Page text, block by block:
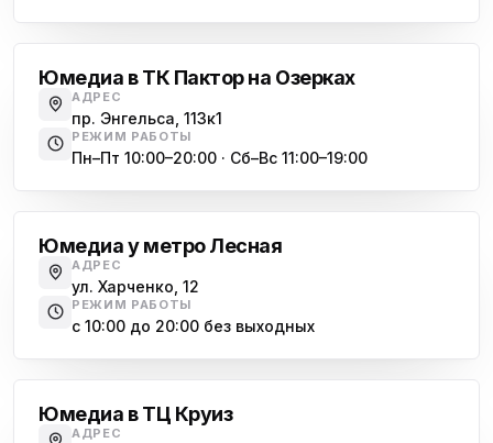
Юмедиа в ТК Пактор на Озерках
АДРЕС
пр. Энгельса, 113к1
РЕЖИМ РАБОТЫ
Пн–Пт 10:00–20:00 · Сб–Вс 11:00–19:00
Юмедиа у метро Лесная
АДРЕС
ул. Харченко, 12
РЕЖИМ РАБОТЫ
с 10:00 до 20:00 без выходных
Юмедиа в ТЦ Круиз
АДРЕС